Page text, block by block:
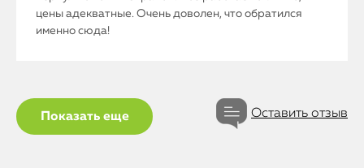
цены адекватные. Очень доволен, что обратился
именно сюда!
Показать еще Оставить отзыв